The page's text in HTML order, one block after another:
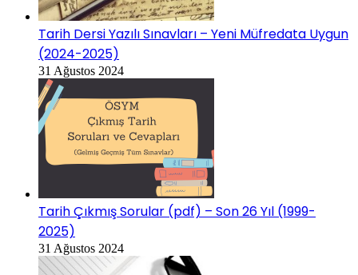
Tarih Dersi Yazılı Sınavları – Yeni Müfredata Uygun
(2024-2025)
31 Ağustos 2024
Tarih Çıkmış Sorular (pdf) – Son 26 Yıl (1999-
2025)
31 Ağustos 2024